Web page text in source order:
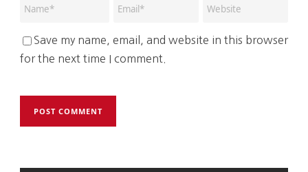
Save my name, email, and website in this browser
for the next time I comment.